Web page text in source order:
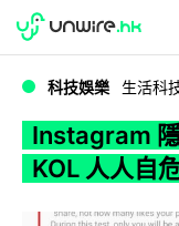
WWDC 2026
科技娛樂 生活科
Instagram
KOL 人人自